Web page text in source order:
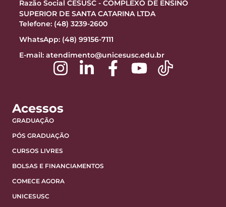
Razão Social CESUSC - COMPLEXO DE ENSINO
SUPERIOR DE SANTA CATARINA LTDA
Telefone: (48) 3239-2600
WhatsApp: (48) 99156-7111
E-mail: atendimento@unicesusc.edu.br
Acessos
GRADUAÇÃO
PÓS GRADUAÇÃO
CURSOS LIVRES
BOLSAS E FINANCIAMENTOS
COMECE AGORA
UNICESUSC